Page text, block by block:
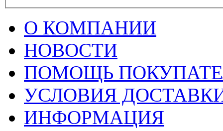
О КОМПАНИИ
НОВОСТИ
ПОМОЩЬ
УСЛОВИЯ
ИНФОРМАЦИЯ